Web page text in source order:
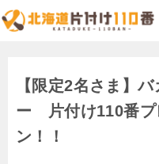
【限定2名さま】
ー 片付け110番プ
ン！！